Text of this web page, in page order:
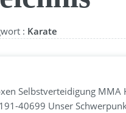
: Karate
Selbstverteidigung MMA
40699 Unser